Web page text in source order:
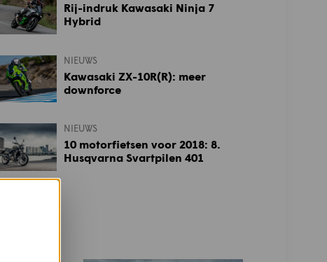
Rij-indruk Kawasaki Ninja 7
Hybrid
NIEUWS
Kawasaki ZX-10R(R): meer
downforce
NIEUWS
10 motorfietsen voor 2018: 8.
Husqvarna Svartpilen 401